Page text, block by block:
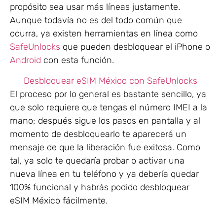
propósito sea usar más líneas justamente.
Aunque todavía no es del todo común que
ocurra, ya existen herramientas en línea como
SafeUnlocks que pueden desbloquear el iPhone o
Android con esta función.
Desbloquear eSIM México con SafeUnlocks
El proceso por lo general es bastante sencillo, ya
que solo requiere que tengas el número IMEI a la
mano; después sigue los pasos en pantalla y al
momento de desbloquearlo te aparecerá un
mensaje de que la liberación fue exitosa. Como
tal, ya solo te quedaría probar o activar una
nueva línea en tu teléfono y ya debería quedar
100% funcional y habrás podido desbloquear
eSIM México fácilmente.